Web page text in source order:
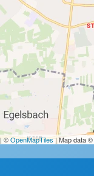
| ©OpenMapTiles| Map data ©